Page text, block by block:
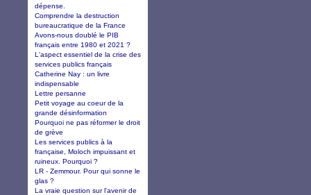
dépense.
Comprendre la destruction
bureaucratique de la France
Avons-nous doublé le PIB
français entre 1980 et 2021 ?
L'aspect essentiel de la crise des
services publics français
Catherine Nay : un livre
indispensable
Lettre persanne
Petit voyage au coeur de la
grande désinformation
Pourquoi ne pas réformer le droit
de grève
Les services publics à la
française, Moloch impuissant et
ruineux. Pourquoi ?
LR - Zemmour. Pour qui sonne le
glas ?
La vraie question sur l'avenir de